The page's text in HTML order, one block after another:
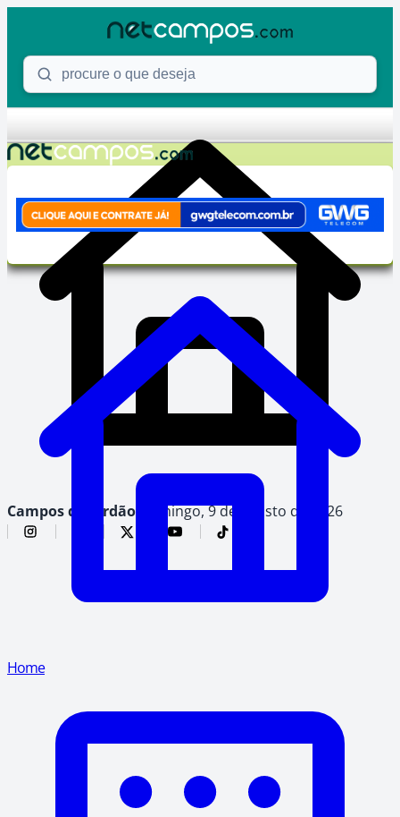
Procure o que deseja
Campos do Jordão, domingo, 9 de agosto de 2026
Home